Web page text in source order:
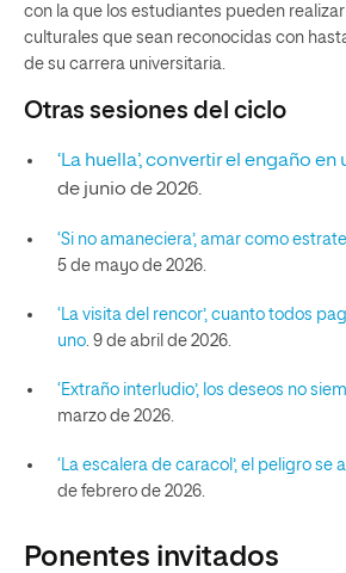
con la que los estudiantes pueden
culturales que sean reconocidas con
de su carrera universitaria.
Otras sesiones del ciclo
‘La huella’, convertir el engaño
de junio de 2026.
‘Si no amaneciera’, amar como
5 de mayo de 2026.
‘La visita del rencor’, cuanto todos
uno. 9 de abril de 2026.
‘Extraño interludio’, los deseos no
marzo de 2026.
‘La escalera de caracol’, el peligro se
de febrero de 2026.
Ponentes invitados